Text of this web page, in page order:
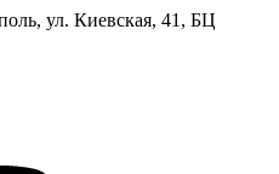
ул. Киевская, 41, БЦ